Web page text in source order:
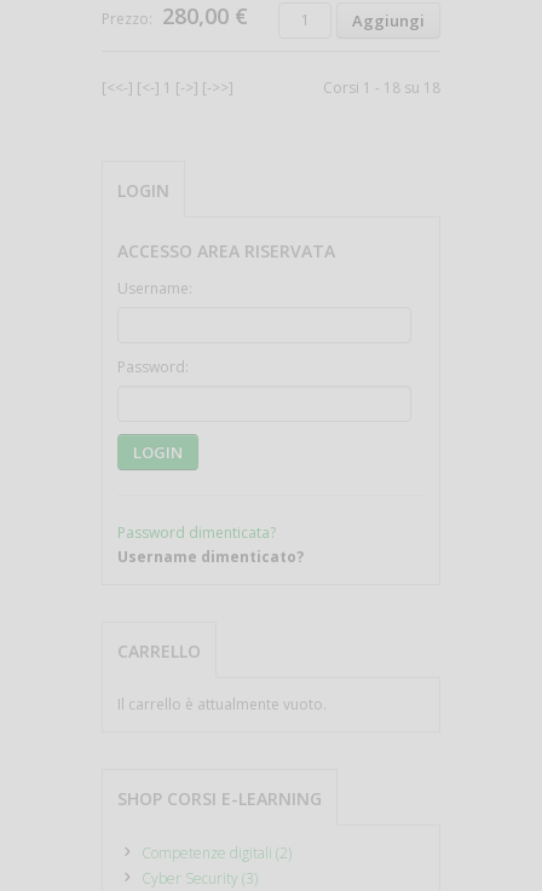
Prezzo: 280,00 €
[<<-] [<-] 1 [->] [->>] Corsi 1 - 18 su 18
LOGIN
ACCESSO AREA RISERVATA
Username:
Password:
LOGIN
Password dimenticata?
Username dimenticato?
CARRELLO
Il carrello è attualmente vuoto.
SHOP CORSI E-LEARNING
Competenze digitali (2)
Cyber Security (3)